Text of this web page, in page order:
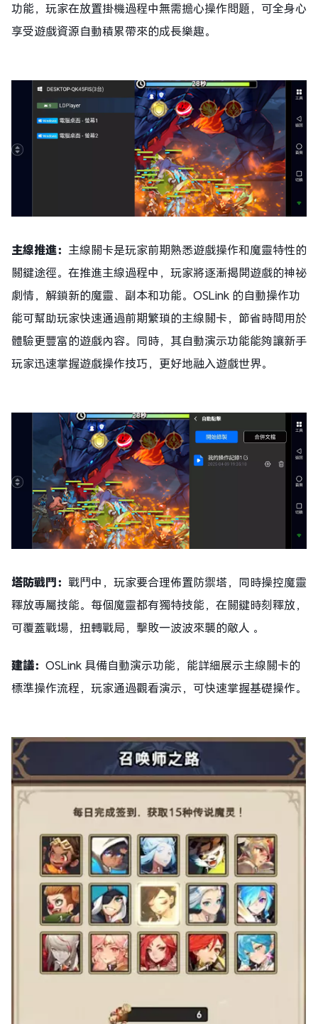
功能，玩家在放置掛機過程中無需擔心操作問題，可全身心
享受遊戲資源自動積累帶來的成長樂趣。
主線推進： 主線關卡是玩家前期熟悉遊戲操作和魔靈特性的
關鍵途徑。在推進主線過程中，玩家將逐漸揭開遊戲的神祕
劇情，解鎖新的魔靈、副本和功能。OSLink 的自動操作功
能可幫助玩家快速通過前期繁瑣的主線關卡，節省時間用於
體驗更豐富的遊戲內容。同時，其自動演示功能能夠讓新手
玩家迅速掌握遊戲操作技巧，更好地融入遊戲世界。
塔防戰鬥： 戰鬥中，玩家要合理佈置防禦塔，同時操控魔靈
釋放專屬技能。每個魔靈都有獨特技能，在關鍵時刻釋放，
可覆蓋戰場，扭轉戰局，擊敗一波波來襲的敵人 。​
建議： OSLink 具備自動演示功能，能詳細展示主線關卡的
標準操作流程，玩家通過觀看演示，可快速掌握基礎操作。